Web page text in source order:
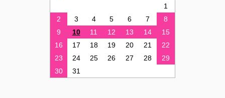
1
2
3 4 5 6 7
8
9
10 11 12 13 14
15
16
17 18 19 20 21
22
23
24 25 26 27 28
29
30
31